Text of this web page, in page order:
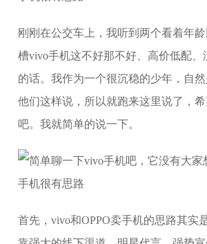
刚刚在公交车上，我听到两个看着年
槽vivo手机这不好那不好、高价低配、
的话。我作为一个很沉稳的少年，自
他们这样说，所以就跑来这里说了，希
吧。我就简单的说一下。
首先，vivo和OPPO卖手机的思路其实